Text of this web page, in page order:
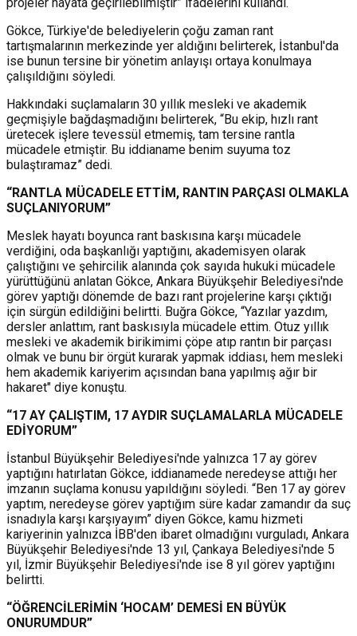
Gökce, Türkiye'de belediyelerin çoğu zaman rant
tartışmalarının merkezinde yer aldığını belirterek, İstanbul'da
ise bunun tersine bir yönetim anlayışı ortaya konulmaya
çalışıldığını söyledi.
Hakkındaki suçlamaların 30 yıllık mesleki ve akademik
geçmişiyle bağdaşmadığını belirterek, “Bu ekip, hızlı rant
üretecek işlere tevessül etmemiş, tam tersine rantla
mücadele etmiştir. Bu iddianame benim suyuma toz
bulaştıramaz” dedi.
“RANTLA MÜCADELE ETTİM, RANTIN PARÇASI OLMAKLA
SUÇLANIYORUM”
Meslek hayatı boyunca rant baskısına karşı mücadele
verdiğini, oda başkanlığı yaptığını, akademisyen olarak
çalıştığını ve şehircilik alanında çok sayıda hukuki mücadele
yürüttüğünü anlatan Gökce, Ankara Büyükşehir Belediyesi'nde
görev yaptığı dönemde de bazı rant projelerine karşı çıktığı
için sürgün edildiğini belirtti. Buğra Gökce, “Yazılar yazdım,
dersler anlattım, rant baskısıyla mücadele ettim. Otuz yıllık
mesleki ve akademik birikimimi çöpe atıp rantın bir parçası
olmak ve bunu bir örgüt kurarak yapmak iddiası, hem mesleki
hem akademik kariyerim açısından bana yapılmış ağır bir
hakaret" diye konuştu.
“17 AY ÇALIŞTIM, 17 AYDIR SUÇLAMALARLA MÜCADELE
EDİYORUM”
İstanbul Büyükşehir Belediyesi'nde yalnızca 17 ay görev
yaptığını hatırlatan Gökce, iddianamede neredeyse attığı her
imzanın suçlama konusu yapıldığını söyledi. “Ben 17 ay görev
yaptım, neredeyse görev yaptığım süre kadar zamandır da suç
isnadıyla karşı karşıyayım” diyen Gökce, kamu hizmeti
kariyerinin yalnızca İBB'den ibaret olmadığını vurguladı, Ankara
Büyükşehir Belediyesi'nde 13 yıl, Çankaya Belediyesi'nde 5
yıl, İzmir Büyükşehir Belediyesi'nde ise 8 yıl görev yaptığını
belirtti.
“ÖĞRENCİLERİMİN ‘HOCAM’ DEMESİ EN BÜYÜK
ONURUMDUR”